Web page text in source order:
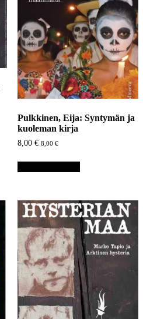
Pulkkinen, Eija: Syntymän ja
kuoleman kirja
8,00 € 8,00 €